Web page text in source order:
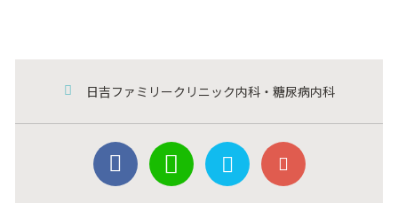
日吉ファミリークリニック内科・糖尿病内科